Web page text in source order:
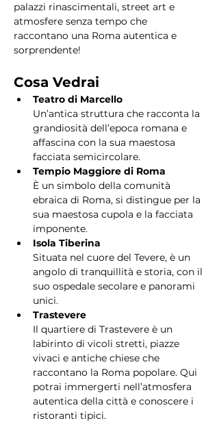
palazzi rinascimentali, street art e
atmosfere senza tempo che
raccontano una Roma autentica e
sorprendente!
Cosa Vedrai
Teatro di Marcello
Un’antica struttura che racconta la
grandiosità dell’epoca romana e
affascina con la sua maestosa
facciata semicircolare.
Tempio Maggiore di Roma
È un simbolo della comunità
ebraica di Roma, si distingue per la
sua maestosa cupola e la facciata
imponente.
Isola Tiberina
Situata nel cuore del Tevere, è un
angolo di tranquillità e storia, con il
suo ospedale secolare e panorami
unici.
Trastevere
Il quartiere di Trastevere è un
labirinto di vicoli stretti, piazze
vivaci e antiche chiese che
raccontano la Roma popolare. Qui
potrai immergerti nell’atmosfera
autentica della città e conoscere i
ristoranti tipici.